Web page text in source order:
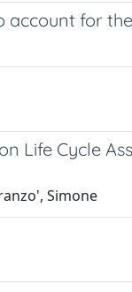
for
Life Cycle
Simone